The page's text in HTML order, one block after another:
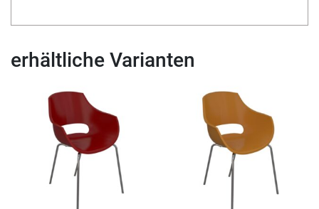
erhältliche Varianten